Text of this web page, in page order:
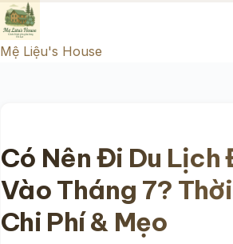
Chuyển
đến
phần
Mệ Liệu's House
Có Nên Đi Du Lịch
Vào Tháng 7?
Chi Phí & Mẹo